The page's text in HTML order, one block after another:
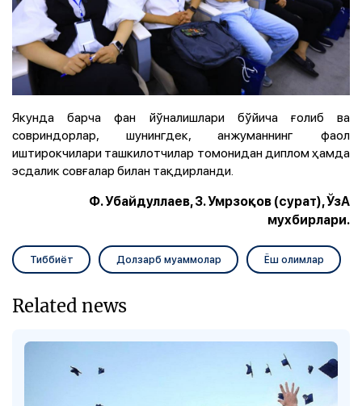
Якунда барча фан йўналишлари бўйича ғолиб ва
совриндорлар, шунингдек, анжуманнинг фаол
иштирокчилари ташкилотчилар томонидан диплом ҳамда
эсдалик совғалар билан тақдирланди.
Ф. Убайдуллаев, З. Умрзоқов (сурат), ЎзА
мухбирлари.
Тиббиёт Долзарб муаммолар Ёш олимлар
Related news